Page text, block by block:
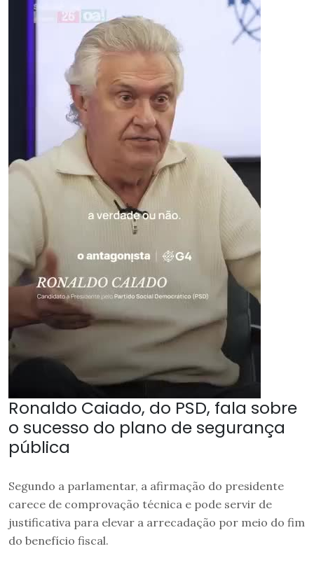
Ronaldo Caiado, do PSD, fala sobre
o sucesso do plano de segurança
pública
Segundo a parlamentar, a afirmação do presidente
carece de comprovação técnica e pode servir de
justificativa para elevar a arrecadação por meio do fim
do benefício fiscal.